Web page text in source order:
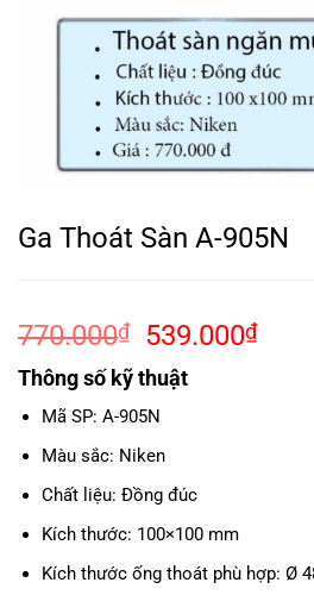
Ga Thoát Sàn A-905N
770.000₫
Giá
gốc
là:
770.000₫.
539.000₫Giá
Thông số kỹ thuật
Mã SP: A-905N
Màu sắc: Niken
Chất liệu: Đồng đúc
Kích thước: 100×100 mm
Kích thước ống thoát phù hợp: Ø